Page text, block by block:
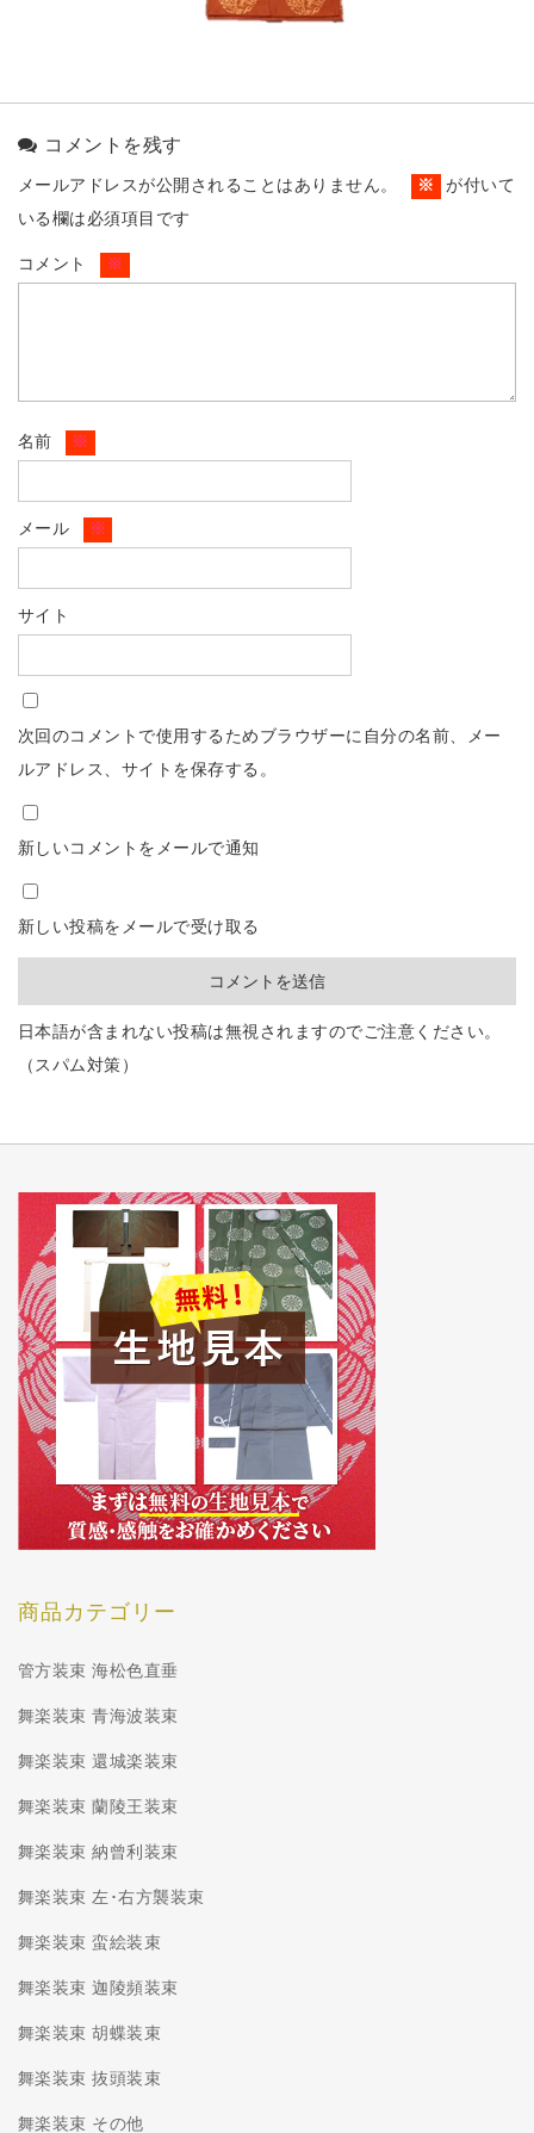
コメントを残す
メールアドレスが公開されることはありません。 ※
が付いて
いる欄は必須項目です
コメント ※
名前 ※
メール ※
サイト
次回のコメントで使用するためブラウザーに自分の名前、メー
ルアドレス、サイトを保存する。
新しいコメントをメールで通知
新しい投稿をメールで受け取る
日本語が含まれない投稿は無視されますのでご注意ください。
（スパム対策）
商品カテゴリー
管方装束 海松色直垂
舞楽装束 青海波装束
舞楽装束 還城楽装束
舞楽装束 蘭陵王装束
舞楽装束 納曾利装束
舞楽装束 左･右方襲装束
舞楽装束 蛮絵装束
舞楽装束 迦陵頻装束
舞楽装束 胡蝶装束
舞楽装束 抜頭装束
舞楽装束 その他